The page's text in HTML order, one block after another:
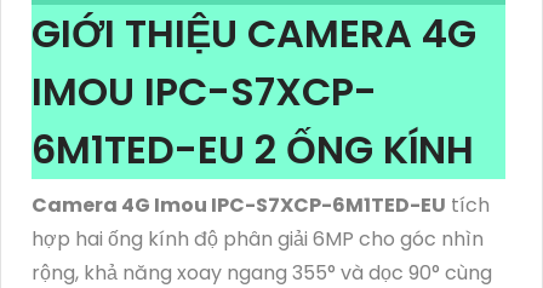
GIỚI THIỆU CAMERA 4G
IMOU IPC-S7XCP-
6M1TED-EU 2 ỐNG KÍNH
Camera 4G Imou IPC-S7XCP-6M1TED-EU tích
hợp hai ống kính độ phân giải 6MP cho góc nhìn
rộng, khả năng xoay ngang 355° và dọc 90° cùng